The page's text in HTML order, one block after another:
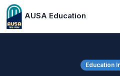
AUSA Education
Education